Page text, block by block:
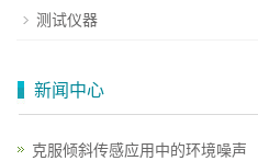
测试仪器
新闻中心
克服倾斜传感应用中的环境噪声